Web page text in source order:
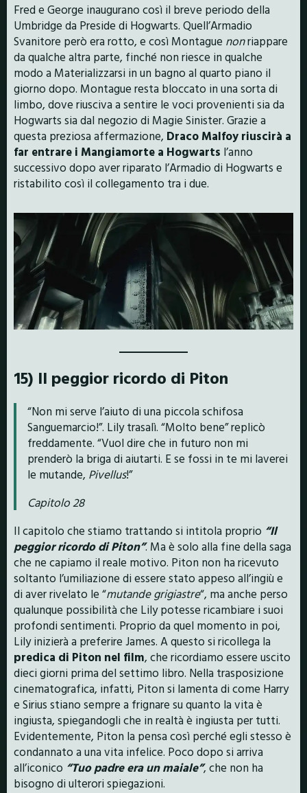
Fred e George inaugurano così il breve periodo della
Umbridge da Preside di Hogwarts. Quell’Armadio
Svanitore però era rotto, e così Montague nonriappare
da qualche altra parte, finché non riesce in qualche
modo a Materializzarsi in un bagno al quarto piano il
giorno dopo. Montague resta bloccato in una sorta di
limbo, dove riusciva a sentire le voci provenienti sia da
Hogwarts sia dal negozio di Magie Sinister. Grazie a
questa preziosa affermazione, Draco Malfoy riuscirà a
far entrare i Mangiamorte a Hogwarts l’anno
successivo dopo aver riparato l’Armadio di Hogwarts e
ristabilito così il collegamento tra i due.
15) Il peggior ricordo di Piton
“Non mi serve l’aiuto di una piccola schifosa
Sanguemarcio!”. Lily trasalì. “Molto bene” replicò
freddamente. “Vuol dire che in futuro non mi
prenderò la briga di aiutarti. E se fossi in te mi laverei
le mutande, Pivellus!”
Capitolo 28
Il capitolo che stiamo trattando si intitola proprio “Il
peggior ricordo di Piton”. Ma è solo alla fine della saga
che ne capiamo il reale motivo. Piton non ha ricevuto
soltanto l’umiliazione di essere stato appeso all’ingiù e
di aver rivelato le “mutande grigiastre“, ma anche perso
qualunque possibilità che Lily potesse ricambiare i suoi
profondi sentimenti. Proprio da quel momento in poi,
Lily inizierà a preferire James. A questo si ricollega la
predica di Piton nel film, che ricordiamo essere uscito
dieci giorni prima del settimo libro. Nella trasposizione
cinematografica, infatti, Piton si lamenta di come Harry
e Sirius stiano sempre a frignare su quanto la vita è
ingiusta, spiegandogli che in realtà è ingiusta per tutti.
Evidentemente, Piton la pensa così perché egli stesso è
condannato a una vita infelice. Poco dopo si arriva
all’iconico “Tuo padre era un maiale”, che non ha
bisogno di ulterori spiegazioni.